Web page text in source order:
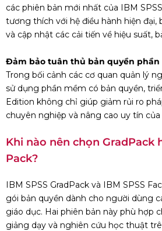
các phiên bản mới nhất của IBM
tương thích với hệ điều hành hiện đại,
và cập nhật các cải tiến về hiệu suất,
Đảm bảo tuân thủ bản quyền phần
Trong bối cảnh các cơ quan quản lý
sử dụng phần mềm có bản quyền,
Edition không chỉ giúp giảm rủi ro
chuyên nghiệp và nâng cao uy tín
Khi nào nên chọn GradPack
Pack?
IBM SPSS GradPack và IBM SPSS
gói bản quyền dành cho người dùng
giáo dục. Hai phiên bản này phù hợp
giảng dạy và nghiên cứu học thuật